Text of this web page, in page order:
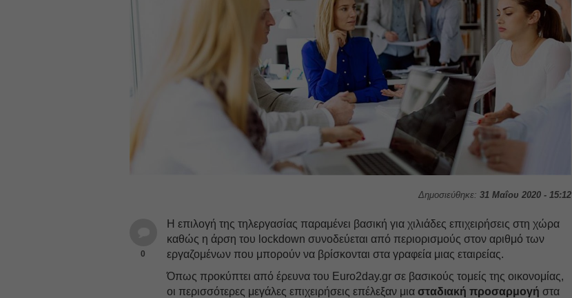
Δημοσιεύθηκε: 31 Μαΐου 2020 - 15:12
0
Η επιλογή της τηλεργασίας παραμένει βασική για χιλιάδες επιχειρήσεις στη χώρα
καθώς η άρση του lockdown συνοδεύεται από περιορισμούς στον αριθμό των
εργαζομένων που μπορούν να βρίσκονται στα γραφεία μιας εταιρείας.
Όπως προκύπτει από έρευνα του Euro2day.gr σε βασικούς τομείς της οικονομίας,
οι περισσότερες μεγάλες επιχειρήσεις επέλεξαν μιασταδιακή προσαρμογή στα